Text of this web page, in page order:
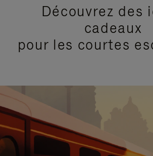
Découvrez des
cadeaux
pour les courtes